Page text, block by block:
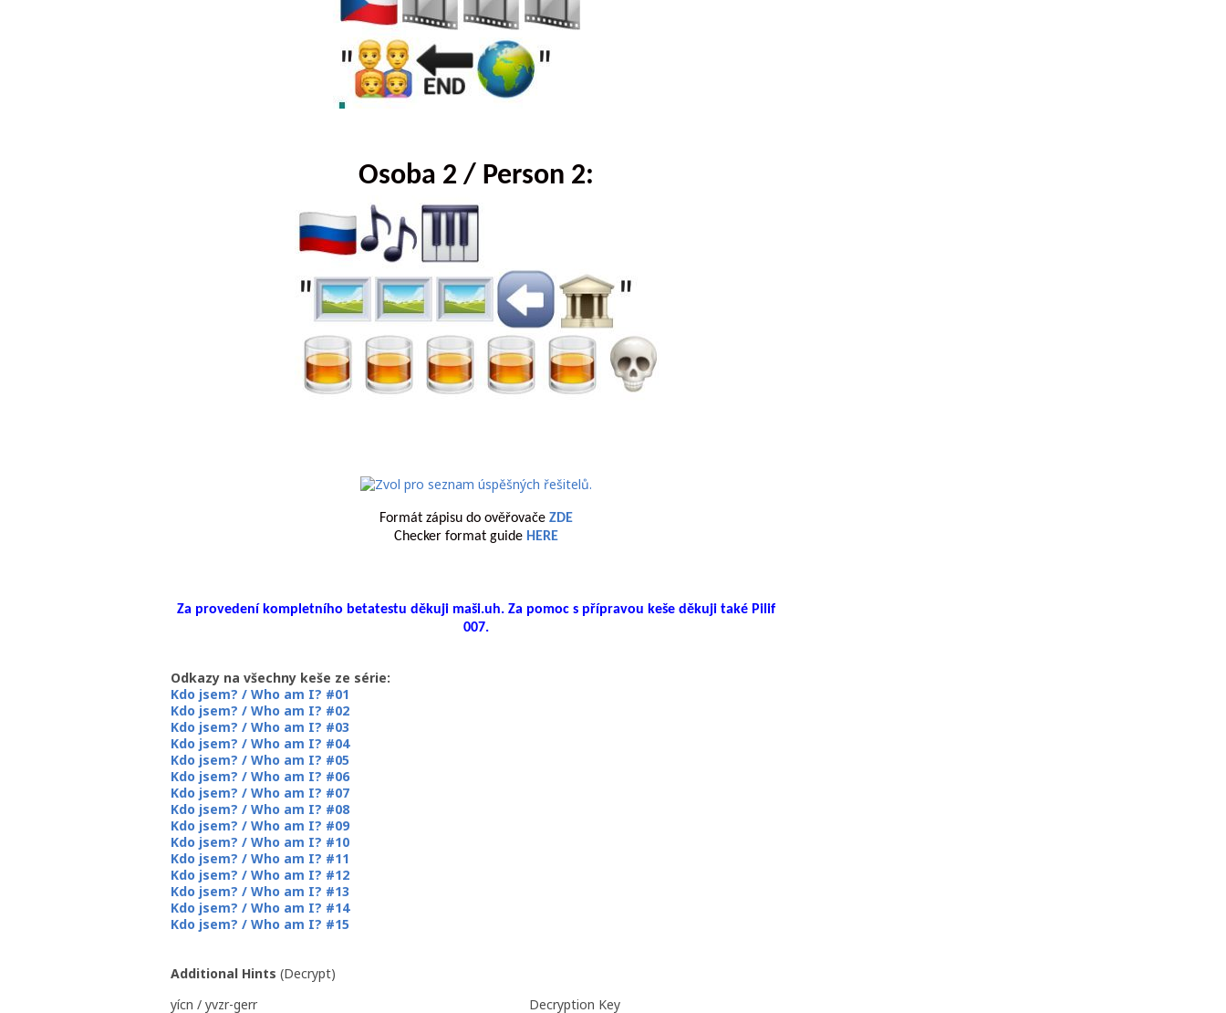
Osoba 2 / Person 2:
Formát zápisu do ověřovače ZDE
Checker format guide HERE
Za provedení kompletního betatestu děkuji maši.uh. Za pomoc s přípravou keše děkuji také Pilif
007.
Odkazy na všechny keše ze série:
Kdo jsem? / Who am I? #01
Kdo jsem? / Who am I? #02
Kdo jsem? / Who am I? #03
Kdo jsem? / Who am I? #04
Kdo jsem? / Who am I? #05
Kdo jsem? / Who am I? #06
Kdo jsem? / Who am I? #07
Kdo jsem? / Who am I? #08
Kdo jsem? / Who am I? #09
Kdo jsem? / Who am I? #10
Kdo jsem? / Who am I? #11
Kdo jsem? / Who am I? #12
Kdo jsem? / Who am I? #13
Kdo jsem? / Who am I? #14
Kdo jsem? / Who am I? #15
Additional Hints (Decrypt)
yícn / yvzr-gerr
Decryption Key